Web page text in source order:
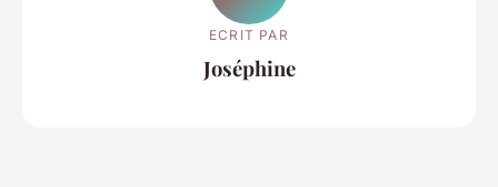
ECRIT PAR
Joséphine